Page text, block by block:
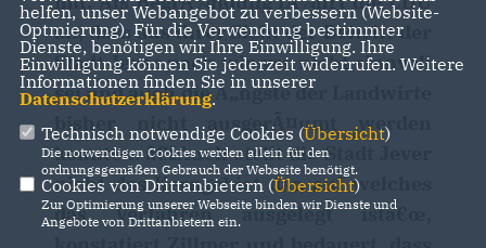
an, dass aus ihrer Sicht der Beitritt der
Stadt Jever nach wie vor nicht sinnvoll
sei und auch die Ã„ngste der Landwirte
bisher nicht ausgerÃ¤umt werden
konnten. â€žAuch stellt die Stadt Jever
nicht das Kerngebiet dar, auf welches
das Verfahren ausgelegt istâ€œ,
helfen, unser Webangebot zu verbessern (Website-
Optmierung). Für die Verwendung bestimmter
Dienste, benötigen wir Ihre Einwilligung. Ihre
Einwilligung können Sie jederzeit widerrufen. Weitere
Informationen finden Sie in unserer
Datenschutzerklärung.
Technisch notwendige Cookies (Übersicht)
Die notwendigen Cookies werden allein für den
ordnungsgemäßen Gebrauch der Webseite benötigt.
Cookies von Drittanbietern (Übersicht)
Zur Optimierung unserer Webseite binden wir Dienste und
Angebote von Drittanbietern ein.